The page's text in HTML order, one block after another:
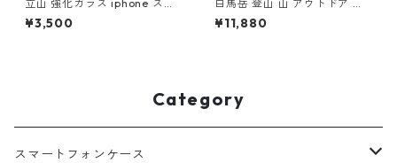
立山 強化ガラス iphone スマ
ホケース スマホカバーアウト
ドア 紅葉 雷鳥沢キャンプ場 登
¥3,500
白馬岳 登山 山 アウトドア ス
ポーツ Vネック 半袖Tシャツ
日本製 吸水速乾 ストレッチ 総
¥11,880
Category
スマートフォンケース